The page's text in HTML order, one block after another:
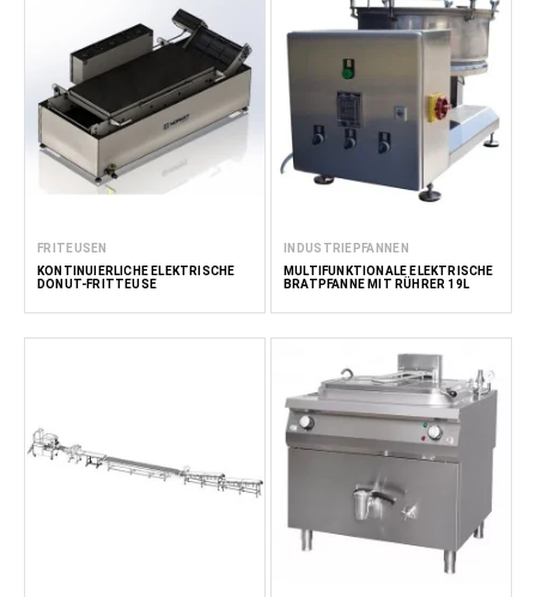
FRITEUSEN
KONTINUIERLICHE ELEKTRISCHE
DONUT-FRITTEUSE
INDUSTRIEPFANNEN
MULTIFUNKTIONALE ELEKTRISCHE
BRATPFANNE MIT RÜHRER 19L